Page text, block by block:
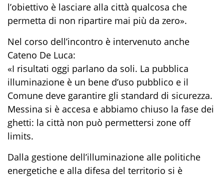
l’obiettivo è lasciare alla città qualcosa che
permetta di non ripartire mai più da zero».
Nel corso dell’incontro è intervenuto anche
Cateno De Luca:
«I risultati oggi parlano da soli. La pubblica
illuminazione è un bene d’uso pubblico e il
Comune deve garantire gli standard di sicurezza.
Messina si è accesa e abbiamo chiuso la fase dei
ghetti: la città non può permettersi zone off
limits.
Dalla gestione dell’illuminazione alle politiche
energetiche e alla difesa del territorio si è